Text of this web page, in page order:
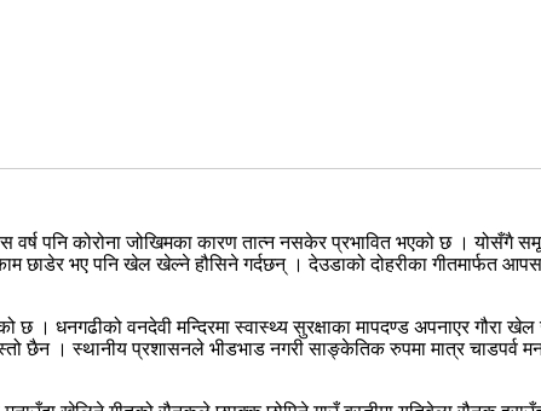
वर्ष पनि कोरोना जोखिमका कारण तात्न नसकेर प्रभावित भएको छ । योसँगै
छाडेर भए पनि खेल खेल्ने हौसिने गर्दछन् । देउडाको दोहरीका गीतमार्फत
छ । धनगढीको वनदेवी मन्दिरमा स्वास्थ्य सुरक्षाका मापदण्ड अपनाएर गौरा
छैन । स्थानीय प्रशासनले भीडभाड नगरी साङ्केतिक रुपमा मात्र चाडपर्व